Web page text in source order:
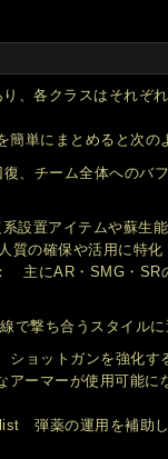
、各クラスはそれぞ
簡単にまとめると次の
、チーム全体へのバ
設置アイテムや蘇生
質の確保や活用に特化
主にAR・SMG・SR
で撃ち合うスタイルに
ョットガンを強化す
ーマーが使用可能に
弾薬の運用を補助